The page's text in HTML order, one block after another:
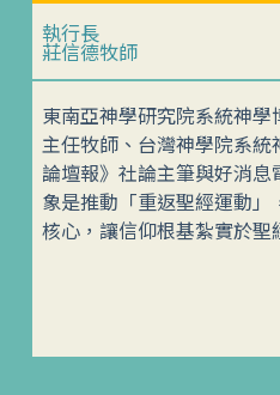
執行長
莊信德牧師
東南亞神學研究院系統神
主任牧師、台灣神學院系
論壇報》社論主筆與好消
象是推動「重返聖經運動
核心，讓信仰根基紮實於聖